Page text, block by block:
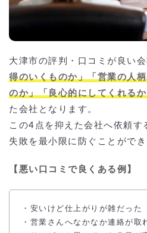
大津市の評判・口コミが良い会
得のいくものか」「営業の人
のか」「良心的にしてくれるか
た会社となります。
この4点を抑えた会社へ依頼す
失敗を最小限に防ぐことができ
【悪い口コミで良くある例】
・安いけど仕上がりが雑だった
・営業さんへなかなか連絡が取